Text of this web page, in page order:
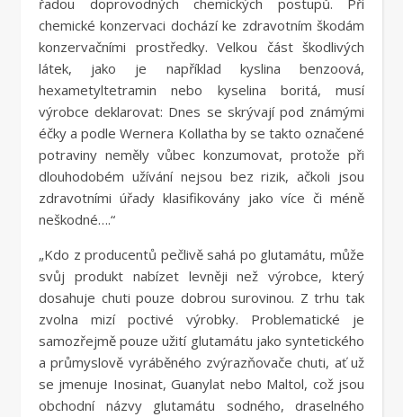
řadou doprovodných chemických postupů. Při
chemické konzervaci dochází ke zdravotním škodám
konzervačními prostředky. Velkou část škodlivých
látek, jako je například kyslina benzoová,
hexametyltetramin nebo kyselina boritá, musí
výrobce deklarovat: Dnes se skrývají pod známými
éčky a podle Wernera Kollatha by se takto označené
potraviny neměly vůbec konzumovat, protože při
dlouhodobém užívání nejsou bez rizik, ačkoli jsou
zdravotními úřady klasifikovány jako více či méně
neškodné….“
„Kdo z producentů pečlivě sahá po glutamátu, může
svůj produkt nabízet levněji než výrobce, který
dosahuje chuti pouze dobrou surovinou. Z trhu tak
zvolna mizí poctivé výrobky. Problematické je
samozřejmě pouze užití glutamátu jako syntetického
a průmyslově vyráběného zvýrazňovače chuti, ať už
se jmenuje Inosinat, Guanylat nebo Maltol, což jsou
obchodní názvy glutamátu sodného, draselného